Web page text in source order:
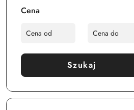
Cena
Szukaj